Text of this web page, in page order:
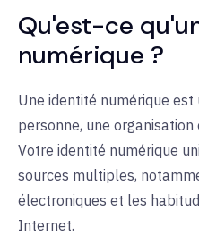
Qu'est-ce
numérique ?
Une identité numérique
personne, une
Votre identité numérique
sources multiples,
électroniques et les
Internet.